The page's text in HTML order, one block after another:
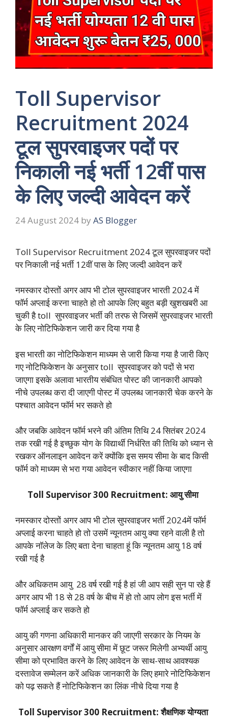
Toll Supervisor
Recruitment 2024
टूल सुपरवाइजर पदों पर
निकाली नई भर्ती 12वीं पास
के लिए जल्दी आवेदन करें
24 August 2024 by AS Blogger
Toll Supervisor Recruitment 2024 टूल सुपरवाइजर पदों
पर निकाली नई भर्ती 12वीं पास के लिए जल्दी आवेदन करें
नमस्कार दोस्तों अगर आप भी टोल सुपरवाइजर भारती 2024 में
फॉर्म अप्लाई करना चाहते हो तो आपके लिए बहुत बड़ी खुशखबरी आ
चुकी है toll सुपरवाइजर भर्ती की तरफ से जिसमें सुपरवाइजर भारती
के लिए नोटिफिकेशन जारी कर दिया गया है
इस भारती का नोटिफिकेशन माध्यम से जारी किया गया है जारी किए
गए नोटिफिकेशन के अनुसार toll सुपरवाइजर को पदों से भरा
जाएगा इसके अलावा भारतीय संबंधित पोस्ट की जानकारी आपको
नीचे उपलब्ध करा दी जाएगी पोस्ट में उपलब्ध जानकारी चेक करने के
पश्चात आवेदन फॉर्म भर सकते हो
और जबकि आवेदन फॉर्म भरने की अंतिम तिथि 24 सितंबर 2024
तक रखी गई है इच्छुक योग के विद्यार्थी निर्धरित की तिथि को ध्यान से
रखकर ऑनलाइन आवेदन करें क्योंकि इस समय सीमा के बाद किसी
फॉर्म को माध्यम से भरा गया आवेदन स्वीकार नहीं किया जाएगा
Toll Supervisor 300 Recruitment: आयु सीमा
नमस्कार दोस्तों अगर आप भी टोल सुपरवाइजर भर्ती 2024में फॉर्म
अप्लाई करना चाहते हो तो उसमें न्यूनतम आयु क्या रहने वाली है तो
आपके नॉलेज के लिए बता देना चाहता हूं कि न्यूनतम आयु 18 वर्ष
रखी गई है
और अधिकतम आयु 28 वर्ष रखी गई है हां जी आप सही सुन पा रहे हैं
अगर आप भी 18 से 28 वर्ष के बीच में हो तो आप लोग इस भर्ती में
फॉर्म अप्लाई कर सकते हो
आयु की गणना अधिकारी मानकर की जाएगी सरकार के नियम के
अनुसार आरक्षण वर्गों में आयु सीमा में छूट जरूर मिलेगी अभ्यर्थी आयु
सीमा को प्रभावित करने के लिए आवेदन के साथ-साथ आवश्यक
दस्तावेज सम्मेलन करें अधिक जानकारी के लिए हमारे नोटिफिकेशन
को पढ़ सकते हैं नोटिफिकेशन का लिंक नीचे दिया गया है
Toll Supervisor 300 Recruitment: शैक्षणिक योग्यता